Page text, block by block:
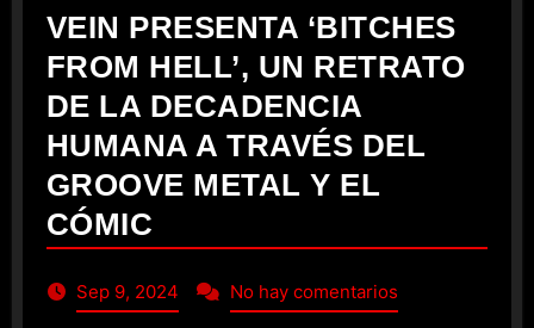
VEIN PRESENTA ‘BITCHES
FROM HELL’, UN RETRATO
DE LA DECADENCIA
HUMANA A TRAVÉS DEL
GROOVE METAL Y EL
CÓMIC
Sep 9, 2024 No hay comentarios